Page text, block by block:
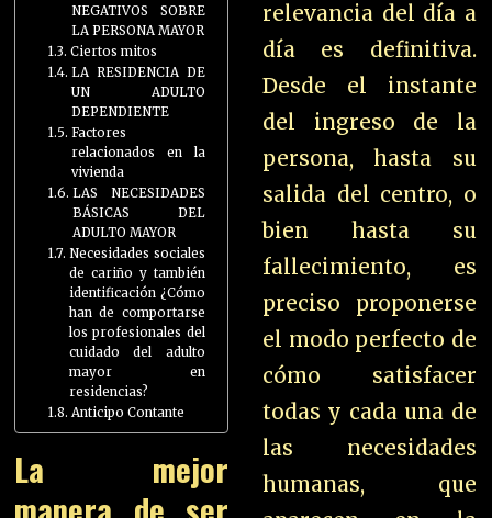
NEGATIVOS SOBRE
LA PERSONA MAYOR
Ciertos mitos
LA RESIDENCIA DE
UN ADULTO
DEPENDIENTE
Factores
relacionados en la
vivienda
LAS NECESIDADES
BÁSICAS DEL
ADULTO MAYOR
Necesidades sociales
de cariño y también
identificación ¿Cómo
han de comportarse
los profesionales del
cuidado del adulto
mayor en
residencias?
Anticipo Contante
La mejor
relevancia del día a
día es definitiva.
Desde el instante
del ingreso de la
persona, hasta su
salida del centro, o
bien hasta su
fallecimiento, es
preciso proponerse
el modo perfecto de
cómo satisfacer
todas y cada una de
las necesidades
humanas, que